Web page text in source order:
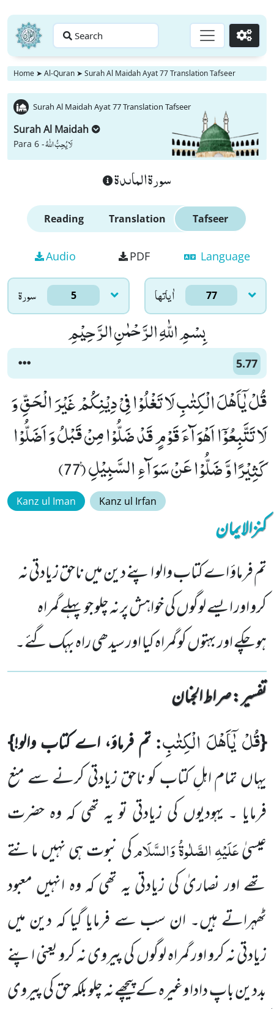
Search Go
Home ➤ Al-Quran ➤ Surah Al Maidah Ayat 77 Translation Tafseer
Surah Al Maidah Ayat 77 Translation Tafseer
Surah Al Maidah
Para 6 -لَا یُحِبُّ اللّٰهُ
سورة الماىدة
Reading Translation Tafseer
Audio PDF Language
سورۃ 5 اٰياتها 77
بِسْمِ اللّٰهِ الرَّحْمٰنِ الرَّحِیْمِ
5.77
قُلْ یٰۤاَهْلَ الْكِتٰبِ لَا تَغْلُوْا فِیْ دِیْنِكُمْ غَیْرَ الْحَقِّ وَ
لَا تَتَّبِعُوْۤا اَهْوَآءَ قَوْمٍ قَدْ ضَلُّوْا مِنْ قَبْلُ وَ اَضَلُّوْا
كَثِیْرًا وَّ ضَلُّوْا عَنْ سَوَآءِ السَّبِیْلِ۠ (77)
Kanz ul Iman Kanz ul Irfan
کنزالایمان
تم فرماؤ اے کتاب والو اپنے دین میں ناحق زیادتی نہ
کرو اور ایسے لوگوں کی خواہش پر نہ چلو جو پہلے گمراہ
ہوچکے اور بہتوں کو گمراہ کیا اور سیدھی راہ بہک گئے۔
تفسیر : ‎صراط الجنان
{قُلْ یٰۤاَهْلَ الْكِتٰبِ:تم فرماؤ، اے کتاب والو!}
یہاں تمام اہلِ کتاب کو ناحق زیادتی کرنے سے منع
فرمایا ۔ یہودیوںکی زیادتی تو یہ تھی کہ وہ حضرت
عیسیٰعَلَیْہِ الصَّلٰوۃُ وَالسَّلَامکی نبوت ہی نہیں مانتے
تھے اور نصاریٰ کی زیادتی یہ تھی کہ وہ انہیں معبود
ٹھہراتے ہیں۔ ان سب سے فرمایا گیا کہ دین میں
زیادتی نہ کرو اور گمراہ لوگوں کی پیروی نہ کرو یعنی اپنے
بددین باپدادا وغیرہ کے پیچھے نہ چلو بلکہ حق کی پیروی